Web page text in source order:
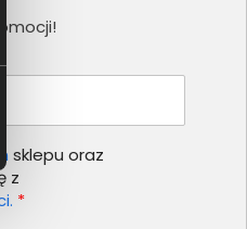
sklepu oraz
z
*